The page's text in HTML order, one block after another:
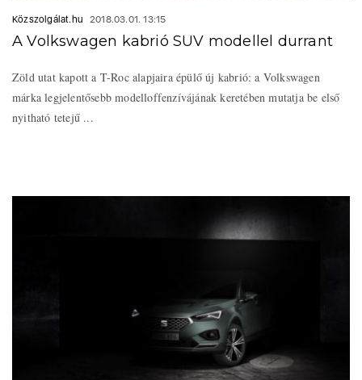
Közszolgálat.hu 2018.03.01. 13:15
A Volkswagen kabrió SUV modellel durrant
Zöld utat kapott a T-Roc alapjaira épülő új kabrió: a Volkswagen
márka legjelentősebb modelloffenzívájának keretében mutatja be első
nyitható tetejű ...